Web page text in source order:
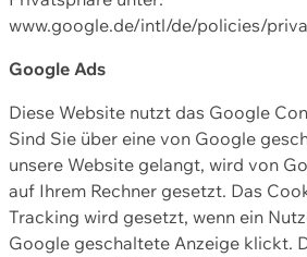
www.google.de/intl/de/policies/
Google Ads
Diese Website nutzt das Google
Sind Sie über eine von Google
unsere Website gelangt, wird von
auf Ihrem Rechner gesetzt. Das
Tracking wird gesetzt, wenn ein
Google geschaltete Anzeige klickt.